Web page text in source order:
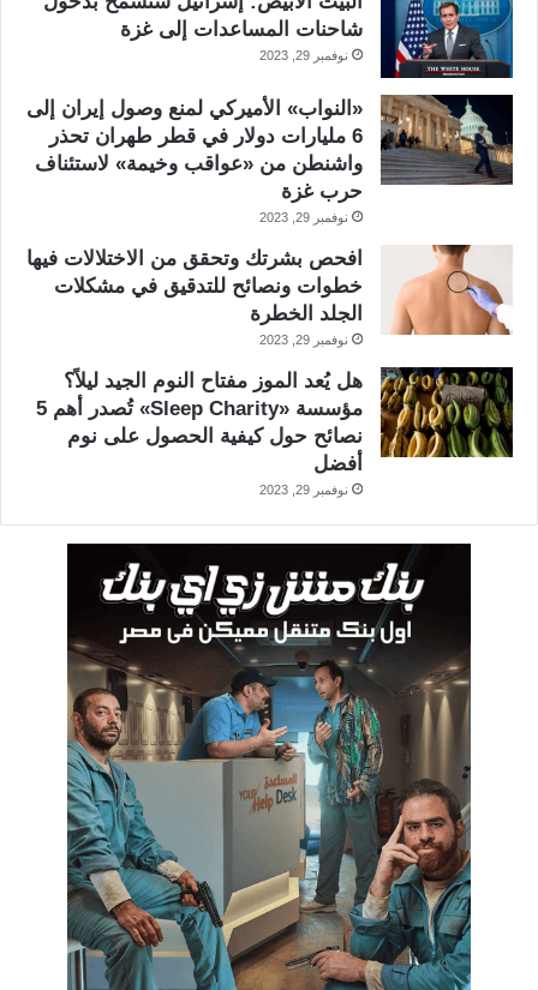
شاحنات المساعدات إلى غزة
نوفمبر 29, 2023
«النواب» الأميركي لمنع وصول إيران إلى
6 مليارات دولار في قطر طهران تحذر
واشنطن من «عواقب وخيمة» لاستئناف
حرب غزة
نوفمبر 29, 2023
افحص بشرتك وتحقق من الاختلالات فيها
خطوات ونصائح للتدقيق في مشكلات
الجلد الخطرة
نوفمبر 29, 2023
هل يُعد الموز مفتاح النوم الجيد ليلاً؟
مؤسسة «Sleep Charity» تُصدر أهم 5
نصائح حول كيفية الحصول على نوم
أفضل
نوفمبر 29, 2023